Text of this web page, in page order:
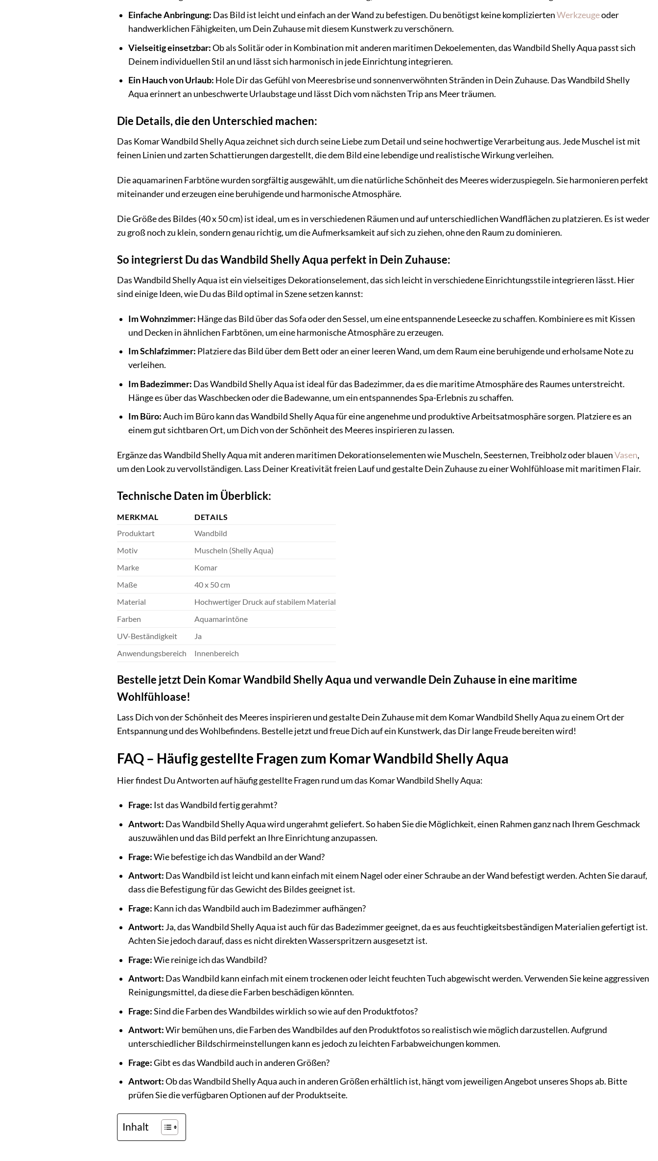
Einfache Anbringung: Das Bild ist leicht und einfach an der Wand zu befestigen. Du benötigst keine kompliziertenWerkzeugeoder
handwerklichen Fähigkeiten, um Dein Zuhause mit diesem Kunstwerk zu verschönern.
Vielseitig einsetzbar:Ob als Solitär oder in Kombination mit anderen maritimen Dekoelementen, das Wandbild Shelly Aqua passt sich
Deinem individuellen Stil an und lässt sich harmonisch in jede Einrichtung integrieren.
Ein Hauch von Urlaub: Hole Dir das Gefühl von Meeresbrise und sonnenverwöhnten Stränden in Dein Zuhause. Das Wandbild Shelly
Aqua erinnert an unbeschwerte Urlaubstage und lässt Dich vom nächsten Trip ans Meer träumen.
Die Details, die den Unterschied machen:
Das Komar Wandbild Shelly Aqua zeichnet sich durch seine Liebe zum Detail und seine hochwertige Verarbeitung aus. Jede Muschel ist mit
feinen Linien und zarten Schattierungen dargestellt, die dem Bild eine lebendige und realistische Wirkung verleihen.
Die aquamarinen Farbtöne wurden sorgfältig ausgewählt, um die natürliche Schönheit des Meeres widerzuspiegeln. Sie harmonieren perfekt
miteinander und erzeugen eine beruhigende und harmonische Atmosphäre.
Die Größe des Bildes (40 x 50 cm) ist ideal, um es in verschiedenen Räumen und auf unterschiedlichen Wandflächen zu platzieren. Es ist weder
zu groß noch zu klein, sondern genau richtig, um die Aufmerksamkeit auf sich zu ziehen, ohne den Raum zu dominieren.
So integrierst Du das Wandbild Shelly Aqua perfekt in Dein Zuhause:
Das Wandbild Shelly Aqua ist ein vielseitiges Dekorationselement, das sich leicht in verschiedene Einrichtungsstile integrieren lässt. Hier
sind einige Ideen, wie Du das Bild optimal in Szene setzen kannst:
Im Wohnzimmer: Hänge das Bild über das Sofa oder den Sessel, um eine entspannende Leseecke zu schaffen. Kombiniere es mit Kissen
und Decken in ähnlichen Farbtönen, um eine harmonische Atmosphäre zu erzeugen.
Im Schlafzimmer: Platziere das Bild über dem Bett oder an einer leeren Wand, um dem Raum eine beruhigende und erholsame Note zu
verleihen.
Im Badezimmer: Das Wandbild Shelly Aqua ist ideal für das Badezimmer, da es die maritime Atmosphäre des Raumes unterstreicht.
Hänge es über das Waschbecken oder die Badewanne, um ein entspannendes Spa-Erlebnis zu schaffen.
Im Büro:Auch im Büro kann das Wandbild Shelly Aqua für eine angenehme und produktive Arbeitsatmosphäre sorgen. Platziere es an
einem gut sichtbaren Ort, um Dich von der Schönheit des Meeres inspirieren zu lassen.
Ergänze das Wandbild Shelly Aqua mit anderen maritimen Dekorationselementen wie Muscheln, Seesternen, Treibholz oder blauenVasen,
um den Look zu vervollständigen. Lass Deiner Kreativität freien Lauf und gestalte Dein Zuhause zu einer Wohlfühloase mit maritimen Flair.
Technische Daten im Überblick:
MERKMAL
DETAILS
Produktart
Wandbild
Motiv
Muscheln (Shelly Aqua)
Marke
Komar
Maße
40 x 50 cm
Material
Hochwertiger Druck auf stabilem Material
Farben
Aquamarintöne
UV-Beständigkeit
Ja
Anwendungsbereich
Innenbereich
Bestelle jetzt Dein Komar Wandbild Shelly Aqua und verwandle Dein Zuhause in eine maritime
Wohlfühloase!
Lass Dich von der Schönheit des Meeres inspirieren und gestalte Dein Zuhause mit dem Komar Wandbild Shelly Aqua zu einem Ort der
Entspannung und des Wohlbefindens. Bestelle jetzt und freue Dich auf ein Kunstwerk, das Dir lange Freude bereiten wird!
FAQ – Häufig gestellte Fragen zum Komar Wandbild Shelly Aqua
Hier findest Du Antworten auf häufig gestellte Fragen rund um das Komar Wandbild Shelly Aqua:
Frage: Ist das Wandbild fertig gerahmt?
Antwort: Das Wandbild Shelly Aqua wird ungerahmt geliefert. So haben Sie die Möglichkeit, einen Rahmen ganz nach Ihrem Geschmack
auszuwählen und das Bild perfekt an Ihre Einrichtung anzupassen.
Frage:Wie befestige ich das Wandbild an der Wand?
Antwort: Das Wandbild ist leicht und kann einfach mit einem Nagel oder einer Schraube an der Wand befestigt werden. Achten Sie darauf,
dass die Befestigung für das Gewicht des Bildes geeignet ist.
Frage: Kann ich das Wandbild auch im Badezimmer aufhängen?
Antwort:Ja, das Wandbild Shelly Aqua ist auch für das Badezimmer geeignet, da es aus feuchtigkeitsbeständigen Materialien gefertigt ist.
Achten Sie jedoch darauf, dass es nicht direkten Wasserspritzern ausgesetzt ist.
Frage:Wie reinige ich das Wandbild?
Antwort: Das Wandbild kann einfach mit einem trockenen oder leicht feuchten Tuch abgewischt werden. Verwenden Sie keine aggressiven
Reinigungsmittel, da diese die Farben beschädigen könnten.
Frage:Sind die Farben des Wandbildes wirklich so wie auf den Produktfotos?
Antwort:Wir bemühen uns, die Farben des Wandbildes auf den Produktfotos so realistisch wie möglich darzustellen. Aufgrund
unterschiedlicher Bildschirmeinstellungen kann es jedoch zu leichten Farbabweichungen kommen.
Frage:Gibt es das Wandbild auch in anderen Größen?
Antwort:Ob das Wandbild Shelly Aqua auch in anderen Größen erhältlich ist, hängt vom jeweiligen Angebot unseres Shops ab. Bitte
prüfen Sie die verfügbaren Optionen auf der Produktseite.
Inhalt